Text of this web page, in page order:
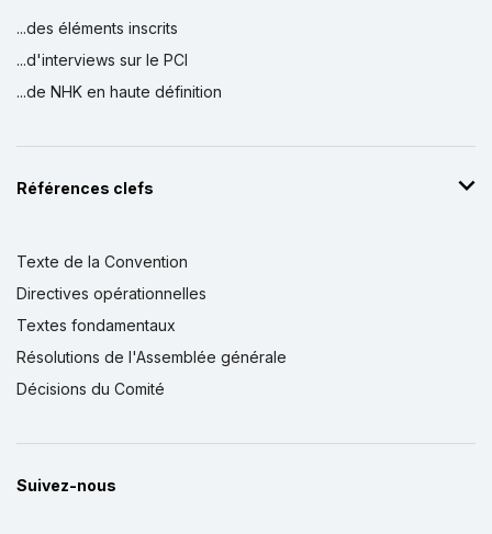
...des éléments inscrits
...d'interviews sur le PCI
...de NHK en haute définition
Références clefs
Texte de la Convention
Directives opérationnelles
Textes fondamentaux
Résolutions de l'Assemblée générale
Décisions du Comité
Suivez-nous